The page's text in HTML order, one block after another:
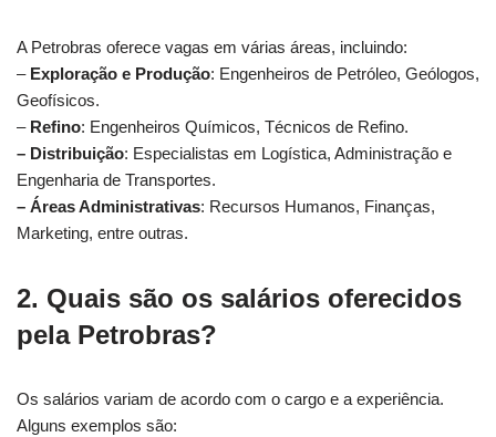
A Petrobras oferece vagas em várias áreas, incluindo:
– Exploração e Produção: Engenheiros de Petróleo, Geólogos,
Geofísicos.
– Refino: Engenheiros Químicos, Técnicos de Refino.
– Distribuição: Especialistas em Logística, Administração e
Engenharia de Transportes.
– Áreas Administrativas: Recursos Humanos, Finanças,
Marketing, entre outras.
2. Quais são os salários oferecidos
pela Petrobras?
Os salários variam de acordo com o cargo e a experiência.
Alguns exemplos são: